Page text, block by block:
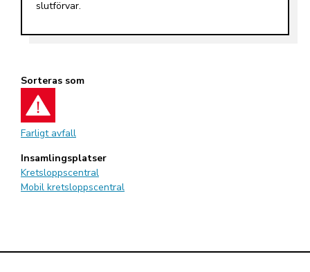
slutförvar.
Sorteras som
Farligt avfall
Insamlingsplatser
Kretsloppscentral
Mobil kretsloppscentral